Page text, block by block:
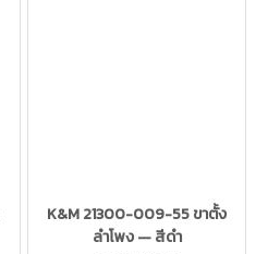
K&M 21300-009-55 ขาตั้ง
ลำโพง — สีดำ